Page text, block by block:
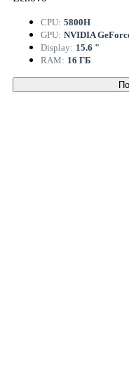
CPU: 5800H
GPU: NVIDIA
Display: 15.6 "
RAM: 16 ГБ